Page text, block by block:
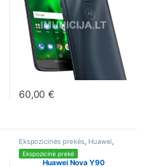
60,00€
This product has multiple
Ekspozicinės prekės Huawei
Telefonai
Ekspozicinė prekė
Huawei Nova Y90